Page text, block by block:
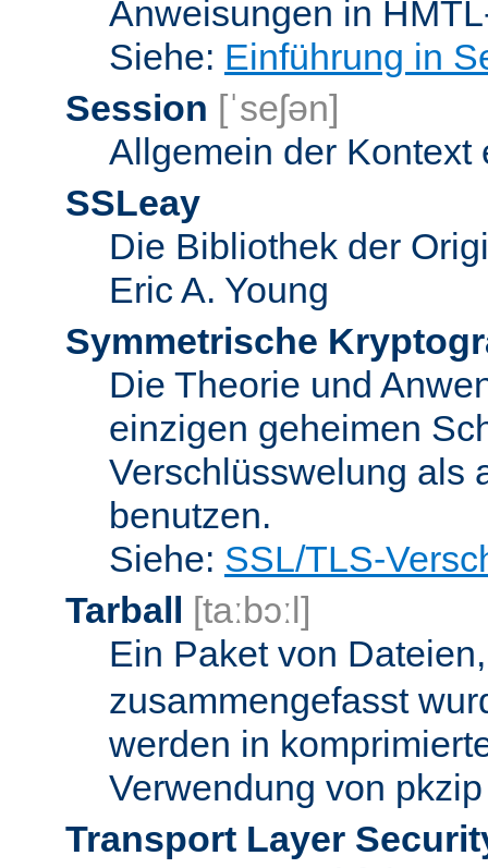
Anweisungen in
Siehe: Einführung in
Session [ˈseʃən]
Allgemein der Kontext
SSLeay
Die Bibliothek der
Eric A. Young
Symmetrische
Die Theorie und
einzigen geheimen
Verschlüsswelung als
benutzen.
Siehe: SSL/TLS-
Tarball [taːbɔːl]
Ein Paket von
zusammengefasst
werden in
Verwendung von
Transport Layer